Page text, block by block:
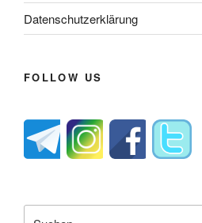
Datenschutzerklärung
FOLLOW US